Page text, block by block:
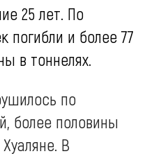
25 лет. По
погибли и более 77
в тоннелях.
по
более половины
В